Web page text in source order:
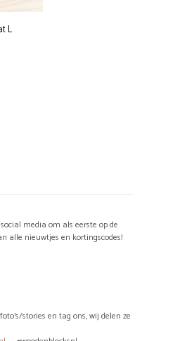
L
media om als eerste op de
alle nieuwtjes en kortingscodes!
stories en tag ons, wij delen ze